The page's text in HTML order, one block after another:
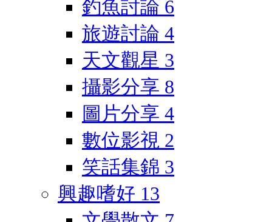
釣魚討論 6
旅遊討論 4
天文觀星 3
攝影分享 8
圖片分享 4
數位影視 2
笑話集錦 3
興趣嗜好 13